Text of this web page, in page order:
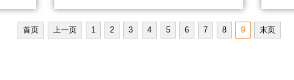
首页 上一页 1 2 3 4 5 6 7 8 9 末页